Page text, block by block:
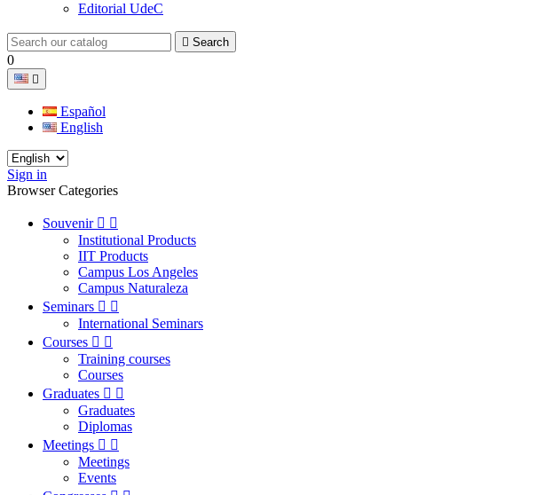
Editorial UdeC
 Search
0

Español
English
Sign in
Browser Categories
Souvenir  
Institutional Products
IIT Products
Campus Los Angeles
Campus Naturaleza
Seminars  
International Seminars
Courses  
Training courses
Courses
Graduates  
Graduates
Diplomas
Meetings  
Meetings
Events